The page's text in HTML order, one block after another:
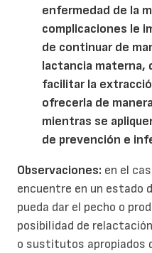
enfermedad de la
complicaciones le
de continuar de
lactancia materna,
facilitar la
ofrecerla de
mientras se
de prevención e
Observaciones: en el
encuentre en un estado
pueda dar el pecho o
posibilidad de
o sustitutos apropiados